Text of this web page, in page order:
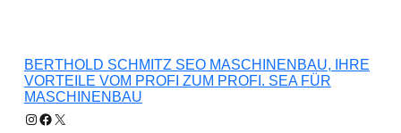
BERTHOLD SCHMITZ SEO MASCHINENBAU, IHRE
VORTEILE VOM PROFI ZUM PROFI. SEA FÜR
MASCHINENBAU
Instagram
Facebook
X